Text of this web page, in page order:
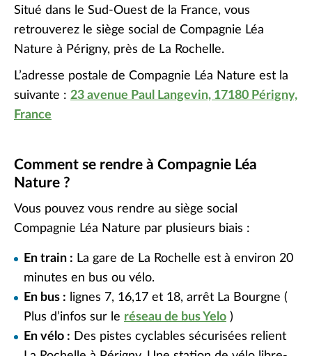
Retirer les couleurs
Environnementale
Situé dans le Sud-Ouest de la France, vous
retrouverez le siège social de Compagnie Léa
Nature à Périgny, près de La Rochelle.
L’adresse postale de Compagnie Léa Nature est la
suivante : 23 avenue Paul Langevin, 17180 Périgny,
France
Comment se rendre à Compagnie Léa
Nature ?
Vous pouvez vous rendre au siège social
Compagnie Léa Nature par plusieurs biais :
En train : La gare de La Rochelle est à environ 20
minutes en bus ou vélo.
En bus : lignes 7, 16,17 et 18, arrêt La Bourgne (
Plus d’infos sur le réseau de bus Yelo )
En vélo : Des pistes cyclables sécurisées relient